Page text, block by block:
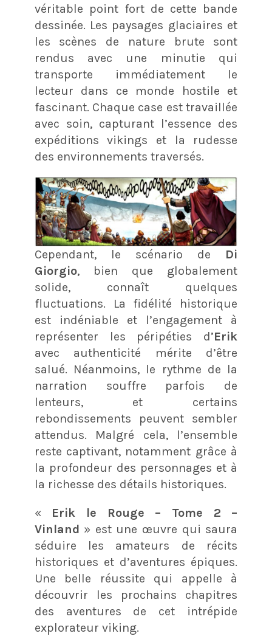
véritable point fort de cette bande
dessinée. Les paysages glaciaires et
les scènes de nature brute sont
rendus avec une minutie qui
transporte immédiatement le
lecteur dans ce monde hostile et
fascinant. Chaque case est travaillée
avec soin, capturant l’essence des
expéditions vikings et la rudesse
des environnements traversés.
Cependant, le scénario de Di
Giorgio, bien que globalement
solide, connaît quelques
fluctuations. La fidélité historique
est indéniable et l’engagement à
représenter les péripéties d’Erik
avec authenticité mérite d’être
salué. Néanmoins, le rythme de la
narration souffre parfois de
lenteurs, et certains
rebondissements peuvent sembler
attendus. Malgré cela, l’ensemble
reste captivant, notamment grâce à
la profondeur des personnages et à
la richesse des détails historiques.
« Erik le Rouge – Tome 2 –
Vinland » est une œuvre qui saura
séduire les amateurs de récits
historiques et d’aventures épiques.
Une belle réussite qui appelle à
découvrir les prochains chapitres
des aventures de cet intrépide
explorateur viking​​.